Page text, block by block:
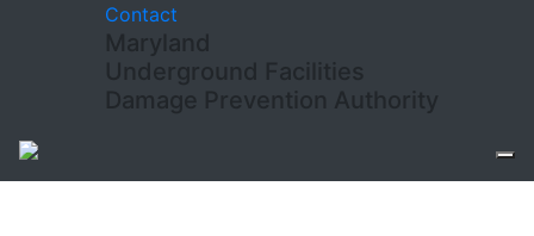
Contact
Maryland
Underground Facilities
Damage Prevention Authority